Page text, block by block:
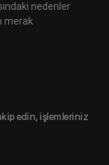
nedenler
merak
edin, işlemleriniz